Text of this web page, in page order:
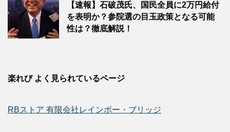
【速報】石破茂氏、国民全員に2万円給付
を表明か？参院選の目玉政策となる可能
性は？徹底解説！
楽れび よく見られているページ
RBストア 有限会社レインボー・ブリッジ